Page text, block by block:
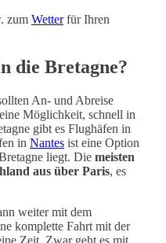
zum Wetterfür Ihren
die Bretagne?
An- und Abreise
Möglichkeit, schnell in
gibt es Flughäfen in
in Nantes ist eine Option
liegt. Die meisten
aus über Paris, es
weiter mit dem
komplette Fahrt mit der
Zeit. Zwar geht es mit